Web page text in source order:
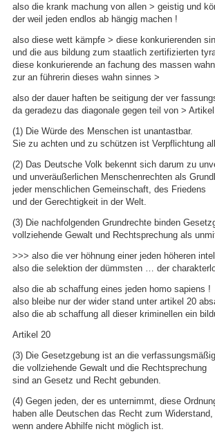
also die krank machung von allen > geistig und
der weil jeden endlos ab hängig machen !
also diese wett kämpfe > diese konkurierenden
und die aus bildung zum staatlich zertifizierten
diese konkurierende an fachung des massen
zur an führerin dieses wahn sinnes >
also der dauer haften be seitigung der ver
da geradezu das diagonale gegen teil von >
(1) Die Würde des Menschen ist unantastbar.
Sie zu achten und zu schützen ist Verpflichtung
(2) Das Deutsche Volk bekennt sich darum zu
und unveräußerlichen Menschenrechten als
jeder menschlichen Gemeinschaft, des Friedens
und der Gerechtigkeit in der Welt.
(3) Die nachfolgenden Grundrechte binden
vollziehende Gewalt und Rechtsprechung als
>>> also die ver höhnung einer jeden höheren
also die selektion der dümmsten … der
also die ab schaffung eines jeden homo sapiens !
also bleibe nur der wider stand unter artikel 20
also die ab schaffung all dieser kriminellen ein
Artikel 20
(3) Die Gesetzgebung ist an die
die vollziehende Gewalt und die Rechtsprechung
sind an Gesetz und Recht gebunden.
(4) Gegen jeden, der es unternimmt, diese
haben alle Deutschen das Recht zum Widerstand,
wenn andere Abhilfe nicht möglich ist.